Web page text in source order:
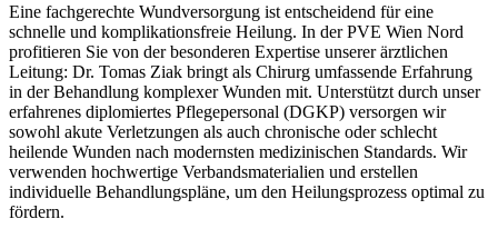
Eine fachgerechte Wundversorgung ist entscheidend für eine
schnelle und komplikationsfreie Heilung. In der PVE Wien Nord
profitieren Sie von der besonderen Expertise unserer ärztlichen
Leitung: Dr. Tomas Ziak bringt als Chirurg umfassende Erfahrung
in der Behandlung komplexer Wunden mit. Unterstützt durch unser
erfahrenes diplomiertes Pflegepersonal (DGKP) versorgen wir
sowohl akute Verletzungen als auch chronische oder schlecht
heilende Wunden nach modernsten medizinischen Standards. Wir
verwenden hochwertige Verbandsmaterialien und erstellen
individuelle Behandlungspläne, um den Heilungsprozess optimal zu
fördern.